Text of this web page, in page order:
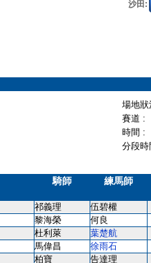
沙田:
場地
賽道 :
時間 :
分段
騎師 練馬師
祁義理 伍碧權
黎海榮 何良
杜利萊 葉楚航
馬偉昌 徐雨石
柏寶 告達理